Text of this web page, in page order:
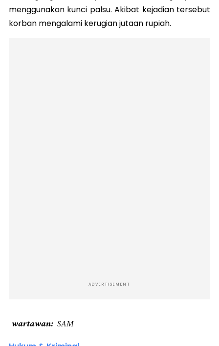
menggunakan kunci palsu. Akibat kejadian tersebut
korban mengalami kerugian jutaan rupiah.
ADVERTISEMENT
wartawan SAM